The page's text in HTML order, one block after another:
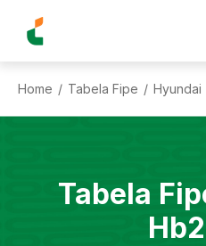
Home / Tabela Fipe / Hyundai
Tabela